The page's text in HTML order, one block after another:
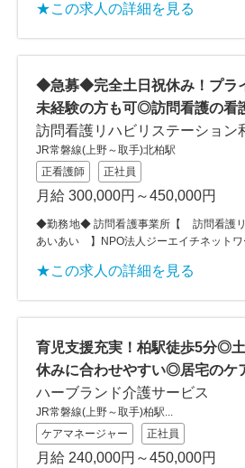
★この求人の詳細を見る
◆急募◆完全土日祝休み！プラ
未経験の方も可◎訪問看護の看
訪問看護リハビリステーション
JR常磐線(上野～取手)北柏駅
正看護師
正社員
月給 300,000円～450,000円
◆勤務地◆ 訪問看護事業所【 訪問看護
あいあい 】NPO法人ジーエイチネットワ
★この求人の詳細を見る
育児支援充実！柏駅徒歩5分◎
休みに合わせやすい◎居宅のケ
ハーブランド介護サービス
JR常磐線(上野～取手)柏駅...
ケアマネージャー
正社員
月給 240,000円～450,000円